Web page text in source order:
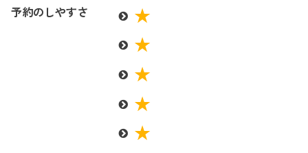
予約のしやすさ